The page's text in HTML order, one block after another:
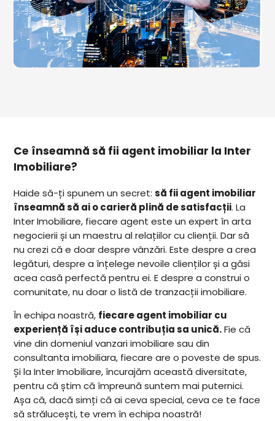
Ce înseamnă să fii agent imobiliar la Inter
Imobiliare?
Haide să-ți spunem un secret:să fii agent imobiliar
înseamnă să ai o carieră plină de satisfacții. La
Inter Imobiliare, fiecare agent este un expert în arta
negocierii și un maestru al relațiilor cu clienții. Dar să
nu crezi că e doar despre vânzări. Este despre a crea
legături, despre a înțelege nevoile clienților și a găsi
acea casă perfectă pentru ei. E despre a construi o
comunitate, nu doar o listă de tranzacții imobiliare.
În echipa noastră, fiecare agent imobiliar cu
experiență își aduce contribuția sa unică.Fie că
vine din domeniul vanzari imobiliare sau din
consultanta imobiliara, fiecare are o poveste de spus.
Și la Inter Imobiliare, încurajăm această diversitate,
pentru că știm că împreună suntem mai puternici.
Așa că, dacă simți că ai ceva special, ceva ce te face
să strălucești, te vrem în echipa noastră!